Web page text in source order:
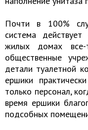
Почти в 100%
система
жилых домах все-
общественные
детали туалетной
ершики
только персонал,
время ершики
подсобных